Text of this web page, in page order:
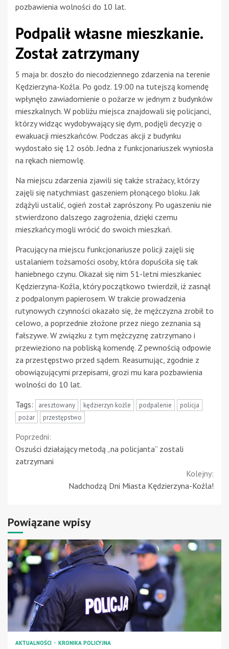
pozbawienia wolności do 10 lat.
Podpalił własne mieszkanie.
Został zatrzymany
5 maja br. doszło do niecodziennego zdarzenia na terenie
Kędzierzyna-Koźla. Po godz. 19:00 na tutejszą komendę
wpłynęło zawiadomienie o pożarze w jednym z budynków
mieszkalnych. W pobliżu miejsca znajdowali się policjanci,
którzy widząc wydobywający się dym, podjęli decyzję o
ewakuacji mieszkańców. Podczas akcji z budynku
wydostało się 12 osób. Jedna z funkcjonariuszek wyniosła
na rękach niemowlę.
Na miejscu zdarzenia zjawili się także strażacy, którzy
zajęli się natychmiast gaszeniem płonącego bloku. Jak
zdążyli ustalić, ogień został zaprószony. Po ugaszeniu nie
stwierdzono dalszego zagrożenia, dzięki czemu
mieszkańcy mogli wrócić do swoich mieszkań.
Pracujący na miejscu funkcjonariusze policji zajęli się
ustalaniem tożsamości osoby, która dopuściła się tak
haniebnego czynu. Okazał się nim 51-letni mieszkaniec
Kędzierzyna-Koźla, który początkowo twierdził, iż zasnął
z podpalonym papierosem. W trakcie prowadzenia
rutynowych czynności okazało się, że mężczyzna zrobił to
celowo, a poprzednie złożone przez niego zeznania są
fałszywe. W związku z tym mężczyznę zatrzymano i
przewieziono na pobliską komendę. Z pewnością odpowie
za przestępstwo przed sądem. Reasumując, zgodnie z
obowiązującymi przepisami, grozi mu kara pozbawienia
wolności do 10 lat.
Tags:
aresztowany kędzierzyn koźle podpalenie
policja
pożar
przestępstwo
Continue
Reading
Poprzedni:
Oszuści działający metodą „na policjanta” zostali
zatrzymani
Kolejny:
Nadchodzą Dni Miasta Kędzierzyna-Koźla!
Powiązane wpisy
AKTUALNOŚCI KRONIKA POLICYJNA